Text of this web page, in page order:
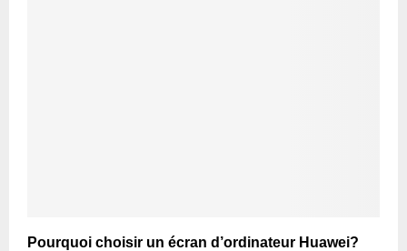
Pourquoi choisir un écran d’ordinateur Huawei?